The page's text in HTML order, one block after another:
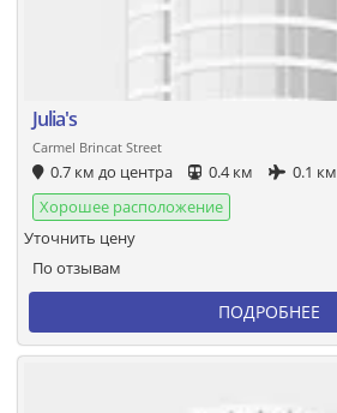
Julia's
Carmel Brincat Street
0.7 км до центра 0.4 км
0.1 км
Хорошее расположение
По отзывам
Уточнить цену
ПОДРОБНЕЕ